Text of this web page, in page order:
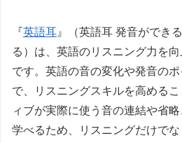
『英語耳 』（英語耳 発音ができ
る）は、英語のリスニング力を
です。英語の音の変化や発音の
で、リスニングスキルを高める
ィブが実際に使う音の連結や省
学べるため、リスニングだけで